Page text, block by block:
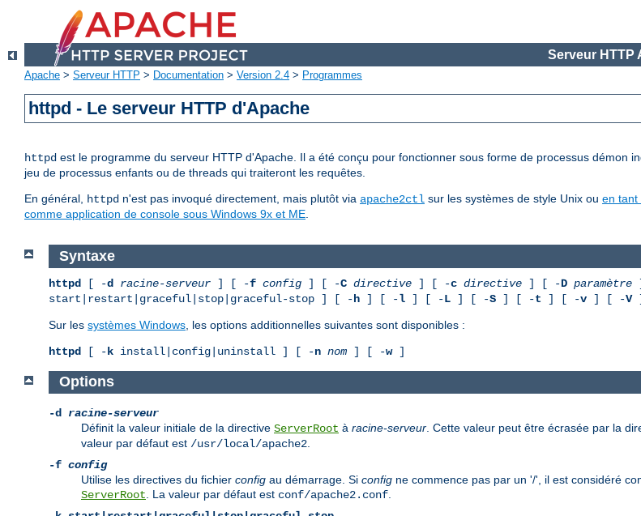
Serveur HTTP
Apache > Serveur HTTP > Documentation > Version 2.4 > Programmes
httpd - Le serveur HTTP d'Apache
httpd est le programme du serveur HTTP d'Apache. Il a été conçu pour fonctionner sous forme de processus démon
jeu de processus enfants ou de threads qui traiteront les requêtes.
En général, httpd n'est pas invoqué directement, mais plutôt via apache2ctl sur les systèmes de style Unix ou en tant
comme application de console sous Windows 9x et ME.
Syntaxe
httpd [ -d racine-serveur ] [ -f config ] [ -C directive ] [ -c directive ] [ -D paramètre
start|restart|graceful|stop|graceful-stop ] [ -h ] [ -l ] [ -L ] [ -S ] [ -t ] [ -v ] [ -V
Sur les systèmes Windows , les options additionnelles suivantes sont disponibles :
httpd [ - k install|config|uninstall ] [ -n nom ] [ -w]
Options
-d racine-serveur
Définit la valeur initiale de la directive ServerRoot à racine-serveur . Cette valeur peut être écrasée par la
valeur par défaut est /usr/local/apache2
-f config
Utilise les directives du fichier config au démarrage. Si config ne commence pas par un '/', il est considéré
ServerRoot . La valeur par défaut est conf/apache2.conf